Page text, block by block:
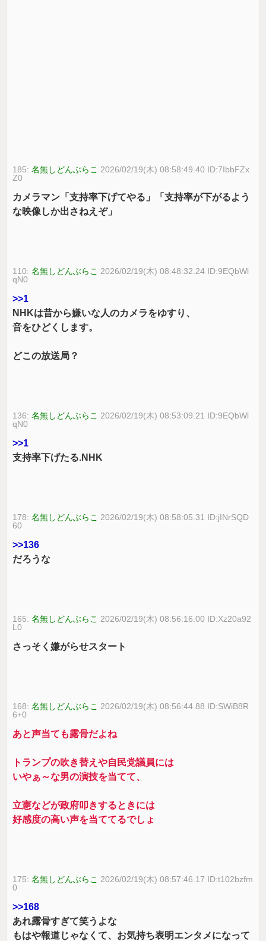
185:名無しどんぶらこ 2026/02/19(木) 08:58:49.40 ID:7IbbFZx
Z0
カメラマン「支持率下げてやる」「支持率が下がるよう
な映像しか出さねえぞ」
110:名無しどんぶらこ 2026/02/19(木) 08:48:32.24 ID:9EQbWl
qN0
>>1
NHKは昔から嫌いな人のカメラをゆすり、
音をひどくします。
どこの放送局？
136:名無しどんぶらこ 2026/02/19(木) 08:53:09.21 ID:9EQbWl
qN0
>>1
支持率下げたる.NHK
178:名無しどんぶらこ 2026/02/19(木) 08:58:05.31 ID:jINrSQD
60
>>136
だろうな
165:名無しどんぶらこ 2026/02/19(木) 08:56:16.00 ID:Xz20a92
L0
さっそく嫌がらせスタート
168:名無しどんぶらこ 2026/02/19(木) 08:56:44.88 ID:SWiB8R
6+0
あと声当ても露骨だよね
トランプの吹き替えや自民党議員には
いやぁ～な男の演技を当てて、
立憲などが政府叩きするときには
好感度の高い声を当ててるでしょ
175:名無しどんぶらこ 2026/02/19(木) 08:57:46.17 ID:t102bzfm
0
>>168
あれ露骨すぎて笑うよな
もはや報道じゃなくて、お気持ち表明エンタメになって